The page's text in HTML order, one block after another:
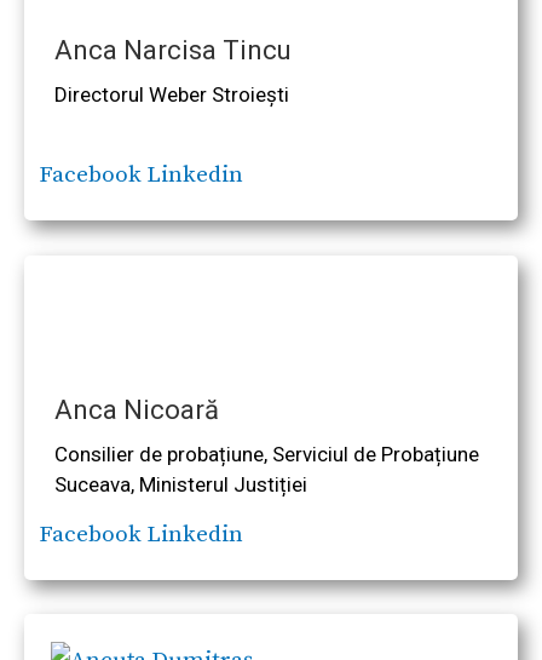
Anca Narcisa Tincu
Directorul Weber Stroiești
Facebook Linkedin
Anca Nicoară
Consilier de probațiune, Serviciul de Probațiune
Suceava, Ministerul Justiției
Facebook Linkedin